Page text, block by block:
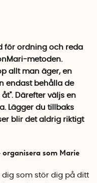
för ordning och reda
metoden.
allt man äger, en
endast behålla de
Därefter väljs en
Lägger du tillbaks
blir det aldrig riktigt
som Marie
som stör dig på ditt